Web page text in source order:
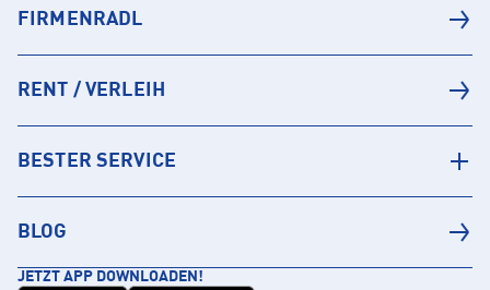
FIRMENRADL
RENT / VERLEIH
BESTER SERVICE
BLOG
JETZT APP DOWNLOADEN!